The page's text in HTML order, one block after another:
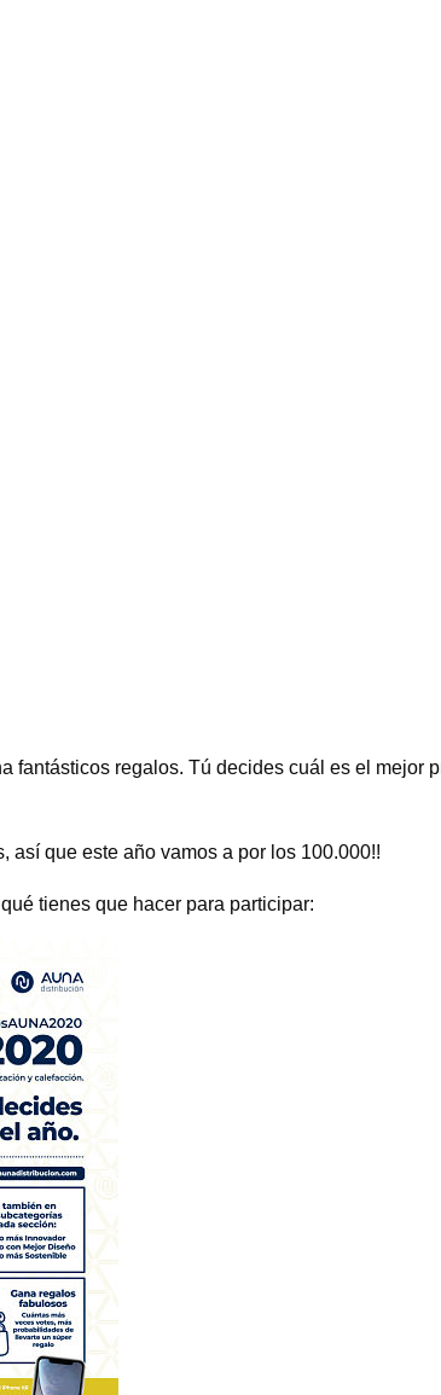
fantásticos regalos. Tú decides cuál es el mejor
así que este año vamos a por los 100.000!!
tienes que hacer para participar: